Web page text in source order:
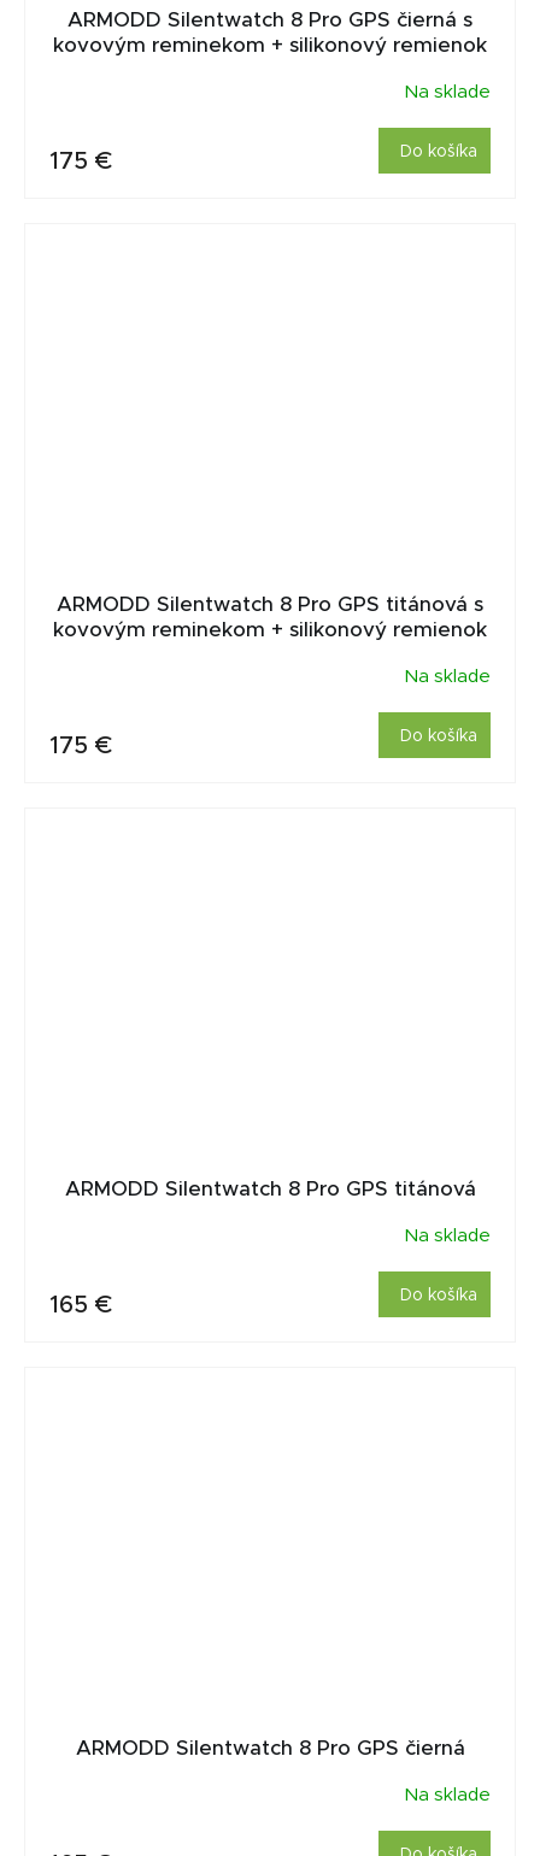
ARMODD Silentwatch 8 Pro GPS čierná s
kovovým reminekom + silikonový remienok
Na sklade
175 € Do košíka
ARMODD Silentwatch 8 Pro GPS titánová s
kovovým reminekom + silikonový remienok
Na sklade
175 € Do košíka
ARMODD Silentwatch 8 Pro GPS titánová
Na sklade
165 € Do košíka
ARMODD Silentwatch 8 Pro GPS čierná
Na sklade